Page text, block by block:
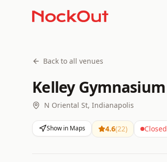
Back to all venues
Kelley Gymnasium
N Oriental St, Indianapolis
Show in Maps 4.6(22) Closed